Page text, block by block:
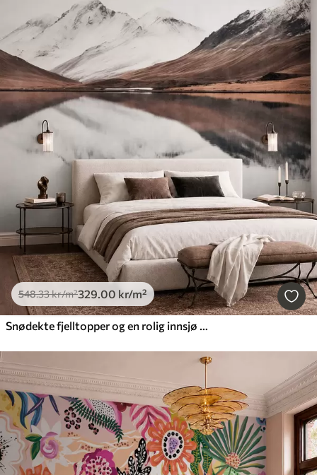
548.33kr/m²329.00 kr/m²
Snødekte fjelltopper og en rolig innsjø med et speilblankt vannspeil